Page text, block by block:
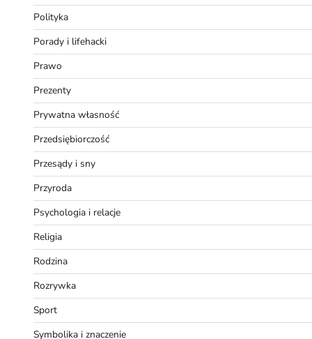
Polityka
Porady i lifehacki
Prawo
Prezenty
Prywatna własność
Przedsiębiorczość
Przesądy i sny
Przyroda
Psychologia i relacje
Religia
Rodzina
Rozrywka
Sport
Symbolika i znaczenie